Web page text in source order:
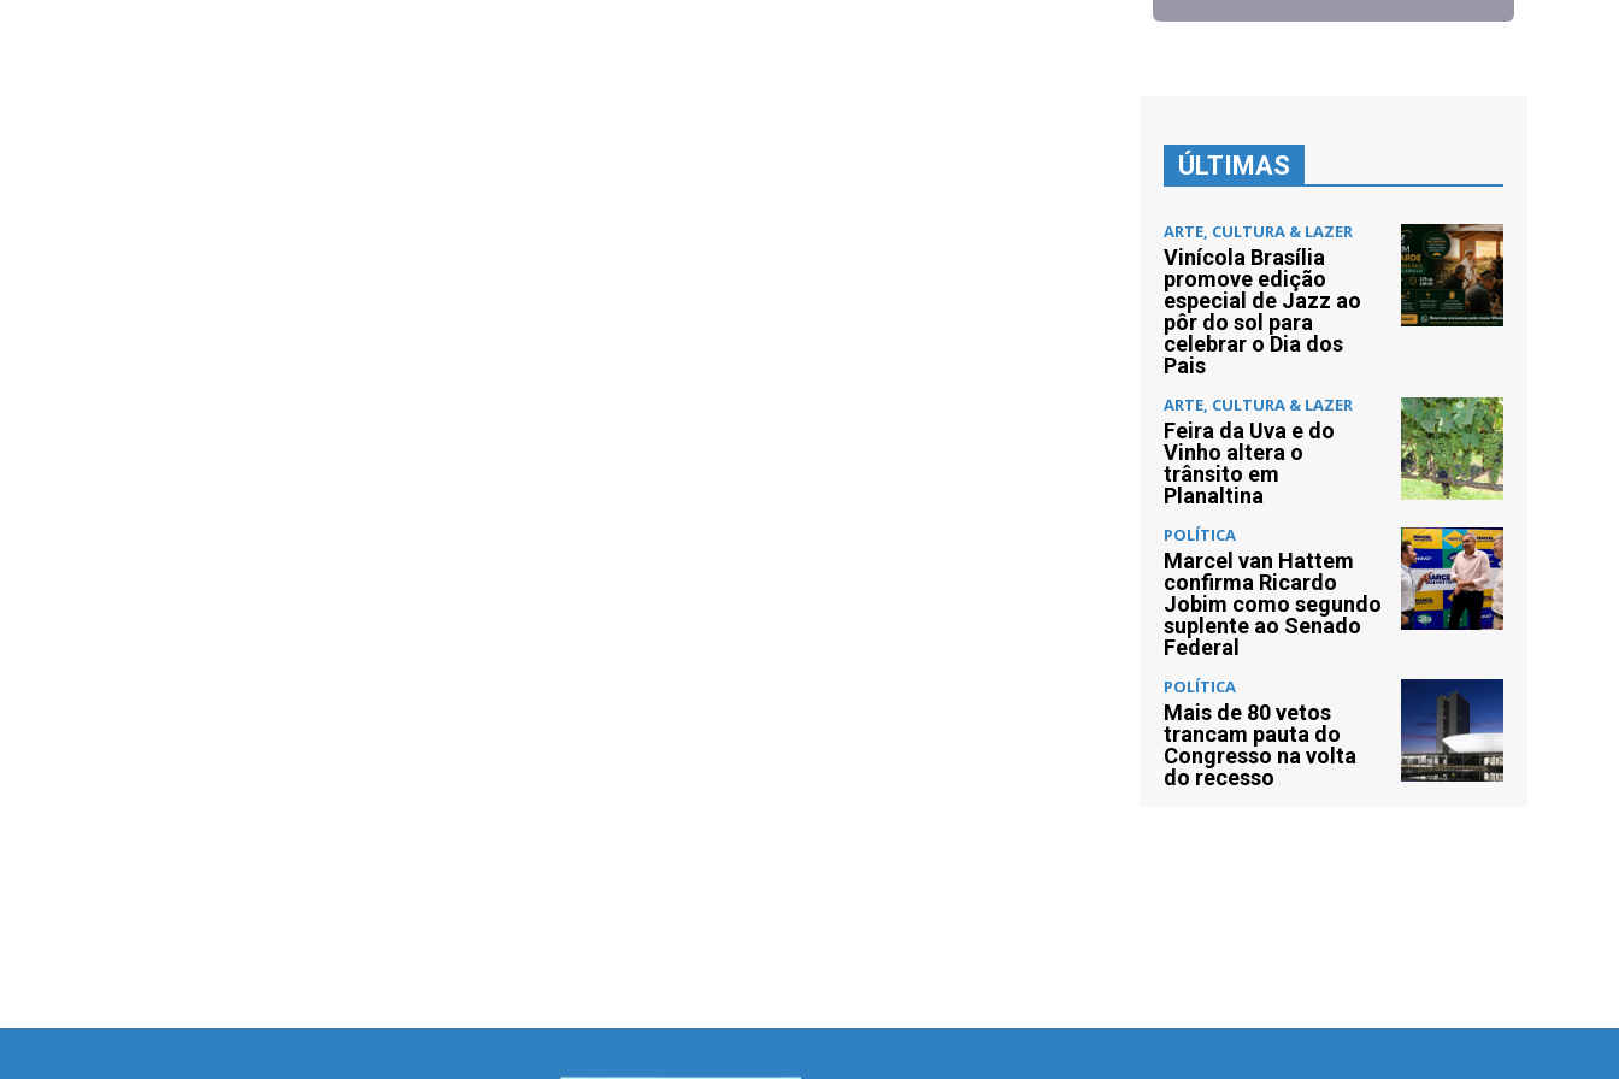
ÚLTIMAS
ARTE, CULTURA & LAZER
Vinícola Brasília
promove edição
especial de Jazz ao
pôr do sol para
celebrar o Dia dos
Pais
ARTE, CULTURA & LAZER
Feira da Uva e do
Vinho altera o
trânsito em
Planaltina
POLÍTICA
Marcel van Hattem
confirma Ricardo
Jobim como segundo
suplente ao Senado
Federal
POLÍTICA
Mais de 80 vetos
trancam pauta do
Congresso na volta
do recesso